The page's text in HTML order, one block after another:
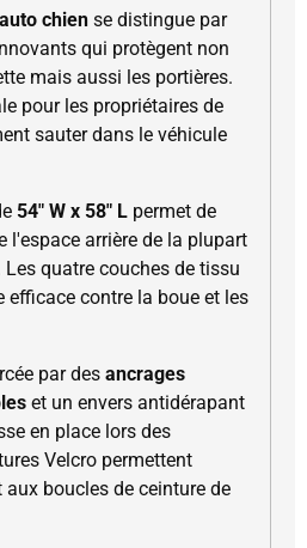
chien se distingue par
qui protègent non
mais aussi les portières.
pour les propriétaires de
sauter dans le véhicule
54" W x 58" L permet de
l'espace arrière de la plupart
quatre couches de tissu
efficace contre la boue et les
par des ancrages
et un envers antidérapant
en place lors des
Velcro permettent
boucles de ceinture de